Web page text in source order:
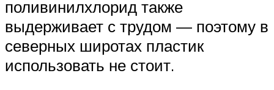
поливинилхлорид также
выдерживает с трудом — поэтому в
северных широтах пластик
использовать не стоит.